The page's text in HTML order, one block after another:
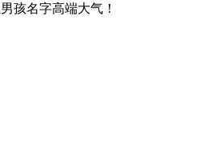
孩名字高端大气！